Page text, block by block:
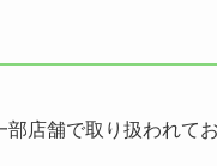
店舗で取り扱われて